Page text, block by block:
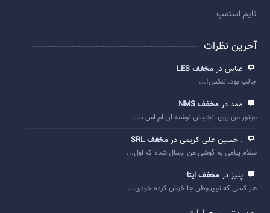
تایم استمپ
آخرین نظرات
عباس در مخفف LES
جالب بود. تنکس!...
ممد در مخفف NMS
موتور من روی انجینش نوشته ان ام اس با...
. حسین علی کریمی در مخفف SRL
سلام پیامی به گوشی من ارسال شده که اول...
پلیز در مخفف ایتا
هر کسی که توی وطن جا خوش کرده خودی...